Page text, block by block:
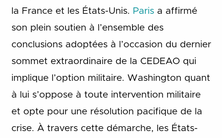
la France et les États-Unis. Parisa affirmé
son plein soutien à l’ensemble des
conclusions adoptées à l’occasion du dernier
sommet extraordinaire de la CEDEAO qui
implique l’option militaire. Washington quant
à lui s’oppose à toute intervention militaire
et opte pour une résolution pacifique de la
crise. À travers cette démarche, les États-